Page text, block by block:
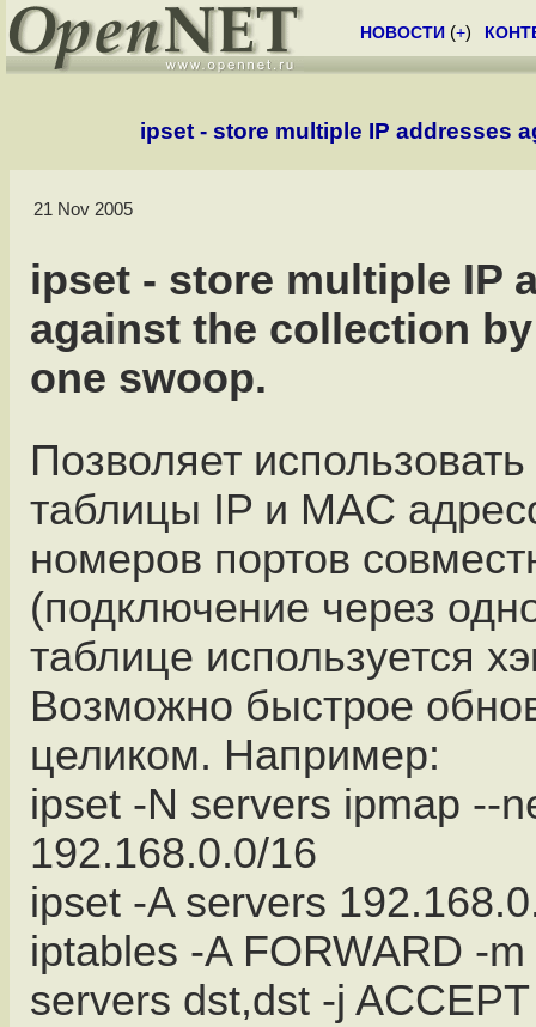
НОВОСТИ (+)
ipset - store multiple IP addresses
21 Nov 2005
ipset - store multiple IP
against the collection
one swoop.
Позволяет
таблицы IP и MAC
номеров портов
(подключение через
таблице используется
Возможно быстрое
целиком. Например:
ipset -N servers ipmap --
192.168.0.0/16
ipset -A servers
iptables -A FORWARD -
servers dst,dst -j ACCEPT